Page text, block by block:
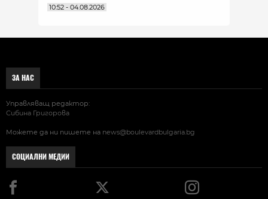
10:52 - 04.08.2026
ЗА НАС
Управляващ редактор:
Сибина Григорова
Можете да ни пишете на news@boulevardbulgaria.bg
СОЦИАЛНИ МЕДИИ